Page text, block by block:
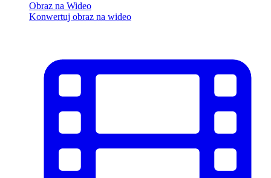
Obraz na Wideo
Konwertuj obraz na wideo